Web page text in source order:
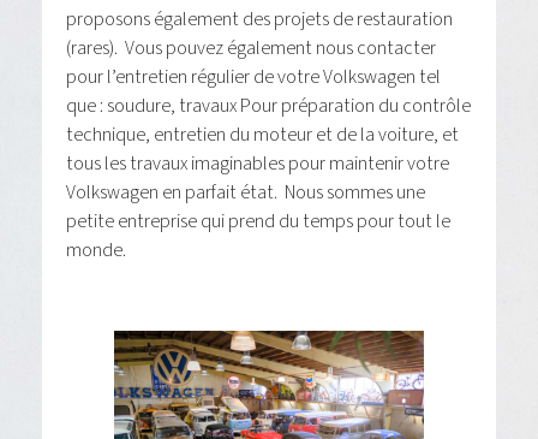
proposons également des projets de restauration
(rares). Vous pouvez également nous contacter
pour l’entretien régulier de votre Volkswagen tel
que : soudure, travaux Pour préparation du contrôle
technique, entretien du moteur et de la voiture, et
tous les travaux imaginables pour maintenir votre
Volkswagen en parfait état. Nous sommes une
petite entreprise qui prend du temps pour tout le
monde.